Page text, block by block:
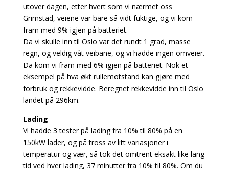
utover dagen, etter hvert som vi nærmet oss
Grimstad, veiene var bare så vidt fuktige, og vi kom
fram med 9% igjen på batteriet.
Da vi skulle inn til Oslo var det rundt 1 grad, masse
regn, og veldig våt veibane, og vi hadde ingen omveier.
Da kom vi fram med 6% igjen på batteriet. Nok et
eksempel på hva økt rullemotstand kan gjøre med
forbruk og rekkevidde. Beregnet rekkevidde inn til Oslo
landet på 296km.
Lading
Vi hadde 3 tester på lading fra 10% til 80% på en
150kW lader, og på tross av litt variasjoner i
temperatur og vær, så tok det omtrent eksakt like lang
tid ved hver lading, 37 minutter fra 10% til 80%. Om du